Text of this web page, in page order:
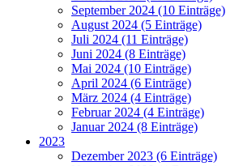
September 2024 (10 Einträge)
August 2024 (5 Einträge)
Juli 2024 (11 Einträge)
Juni 2024 (8 Einträge)
Mai 2024 (10 Einträge)
April 2024 (6 Einträge)
März 2024 (4 Einträge)
Februar 2024 (4 Einträge)
Januar 2024 (8 Einträge)
2023
Dezember 2023 (6 Einträge)